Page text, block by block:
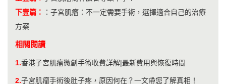
下壹篇：
： 子宮肌瘤：不一定需要手術，選擇適合自己的治療
方案
相關閱讀
1.香港子宮肌瘤微創手術收費詳解|最新費用與恢復時間
2.子宮肌瘤手術後肚子疼，原因何在？一文帶您了解真相！